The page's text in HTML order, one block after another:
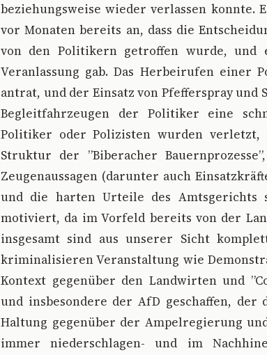
beziehungsweise wieder verlassen konnte.
vor Monaten bereits an, dass die
von den Politikern getroffen wurde, und
Veranlassung gab. Das Herbeirufen einer
antrat, und der Einsatz von Pfefferspray und
Begleitfahrzeugen der Politiker eine
Politiker oder Polizisten wurden verletzt,
Struktur der ”Biberacher
Zeugenaussagen (darunter auch
und die harten Urteile des
motiviert, da im Vorfeld bereits von der
insgesamt sind aus unserer Sicht
kriminalisieren Veranstaltung wie
Kontext gegenüber den Landwirten und
und insbesondere der AfD geschaffen,
Haltung gegenüber der Ampelregierung
immer niederschlagen- und im